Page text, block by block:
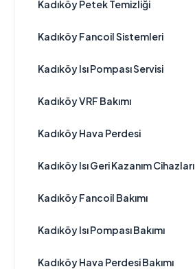
Kadıköy Petek Temizliği
Kadıköy Fancoil Sistemleri
Kadıköy Isı Pompası Servisi
Kadıköy VRF Bakımı
Kadıköy Hava Perdesi
Kadıköy Isı Geri Kazanım Cihazları
Kadıköy Fancoil Bakımı
Kadıköy Isı Pompası Bakımı
Kadıköy Hava Perdesi Bakımı